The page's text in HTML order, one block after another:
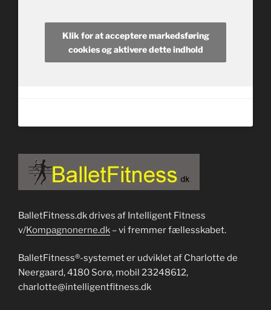
Klik for at acceptere markedsføring
cookies og aktivere dette indhold
BalletFitness.dk drives af Intelligent Fitness
v/Kompagnonerne.dk – vi fremmer fællesskabet.
BalletFitness®-systemet er udviklet af Charlotte de
Neergaard, 4180 Sorø, mobil 23248612,
charlotte@intelligentfitness.dk